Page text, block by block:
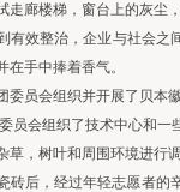
走廊楼梯，窗台上的灰尘
效整治，企业与社会之
在手中捧着香气。
委员会组织并开展了贝本
员会组织了技术中心和
，树叶和周围环境进行调
砖后，经过年轻志愿者